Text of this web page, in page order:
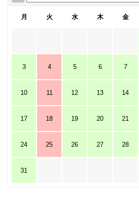
月 火 水 木 金
3 4 5 6 7
10 11 12 13 14
17 18 19 20 21
24 25 26 27 28
31